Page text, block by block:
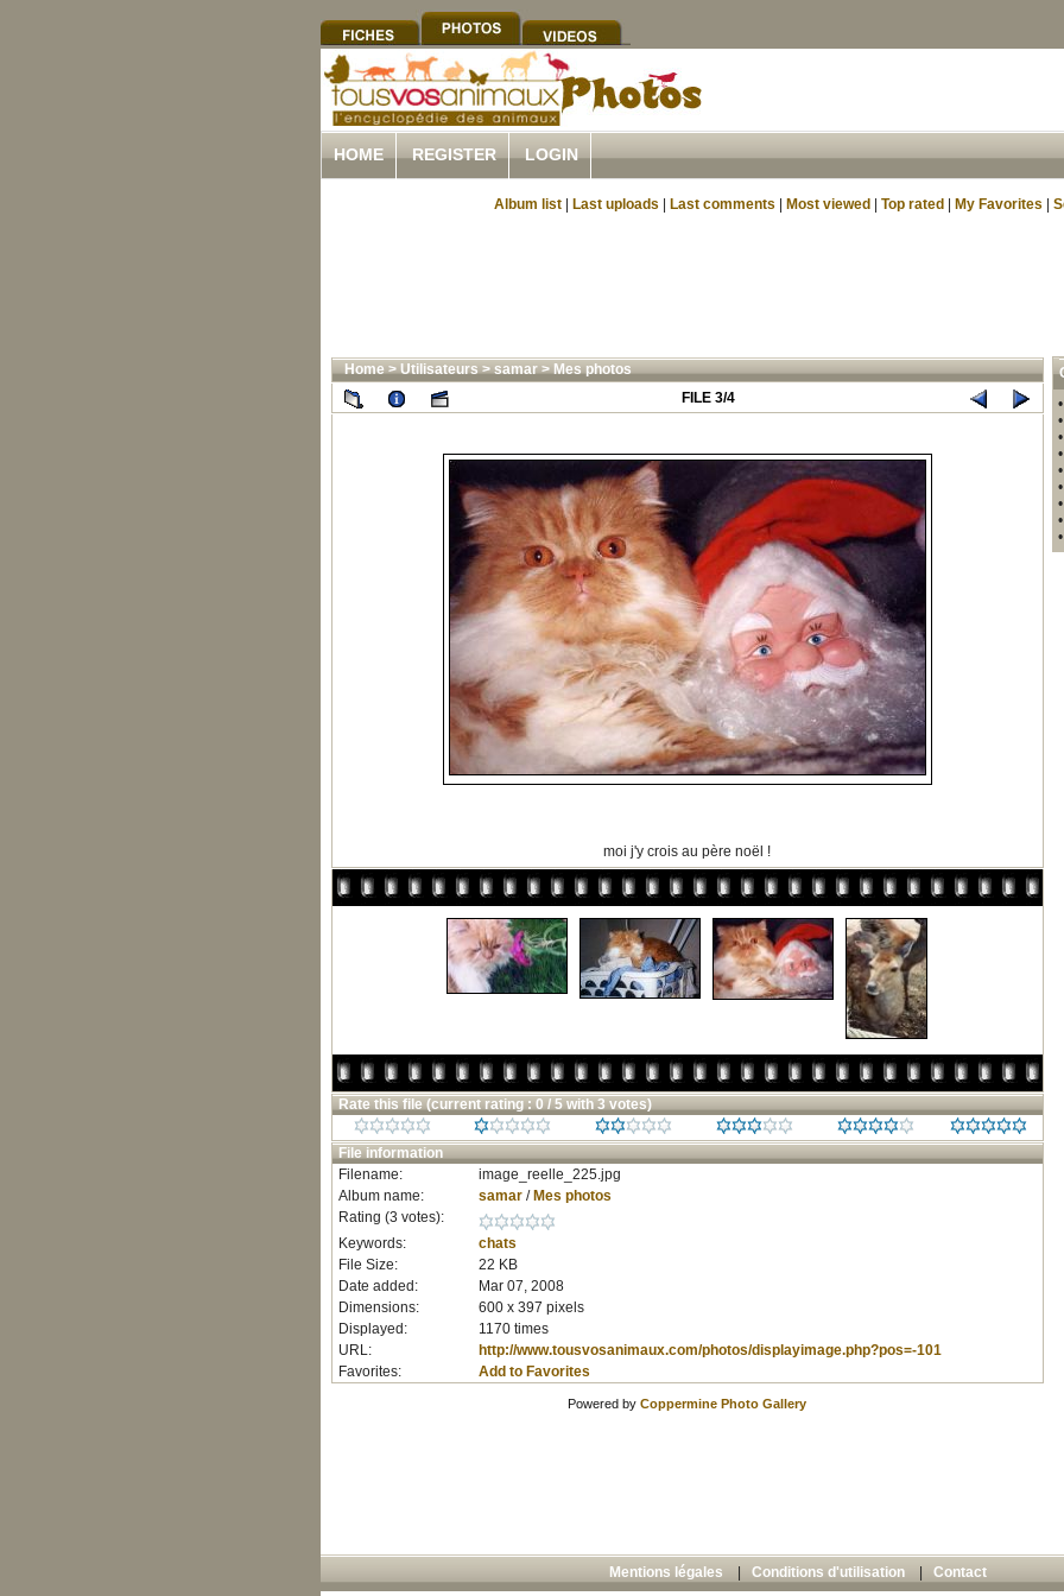
HOME REGISTER LOGIN
Album list Last uploads Last comments Most viewed Top rated My Favorites
Home>Utilisateurs>samar>Mes photos
FILE 3/4
moi j'y crois au père noël !
Rate this file (current rating : 0 / 5 with 3 votes)
File information
Filename:
image_reelle_225.jpg
Album name:
samar/ Mes photos
Rating (3 votes):
Keywords:
chats
File Size:
22 KB
Date added:
Mar 07, 2008
Dimensions:
600 x 397 pixels
Displayed:
1170 times
URL:
http://www.tousvosanimaux.com/photos/displayimage.php?pos=-101
Favorites:
Add to Favorites
Powered by Coppermine Photo Gallery
•
•
•
•
Mentions légales Conditions d'utilisation Contact